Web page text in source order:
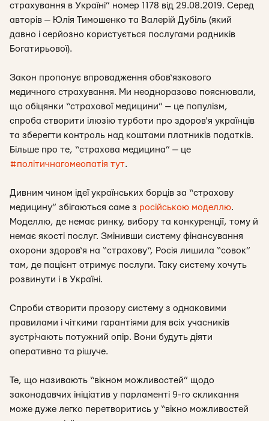
страхування в Україні” номер 1178 від 29.08.2019. Серед
авторів — Юлія Тимошенко та Валерій Дубіль (який
давно і серйозно користується послугами радників
Богатирьової).
Закон пропонує впровадження обов‘язкового
медичного страхування. Ми неодноразово пояснювали,
що обіцянки “страхової медицини” — це популізм,
спроба створити ілюзію турботи про здоров‘я українців
та зберегти контроль над коштами платників податків.
Більше про те, “страхова медицина” — це
#політичнагомеопатія тут.
Дивним чином ідеї українських борців за “страхову
медицину” збігаються саме з російською моделлю.
Моделлю, де немає ринку, вибору та конкуренції, тому й
немає якості послуг. Змінивши систему фінансування
охорони здоров‘я на “страхову“, Росія лишила “совок”
там, де пацієнт отримує послуги. Таку систему хочуть
розвинути і в Україні.
Спроби створити прозору систему з однаковими
правилами і чіткими гарантіями для всіх учасників
зустрічають потужний опір. Вони будуть діяти
оперативно та рішуче.
Те, що називають “вікном можливостей” щодо
законодавчих ініціатив у парламенті 9-го скликання
може дуже легко перетворитись у “вікно можливостей